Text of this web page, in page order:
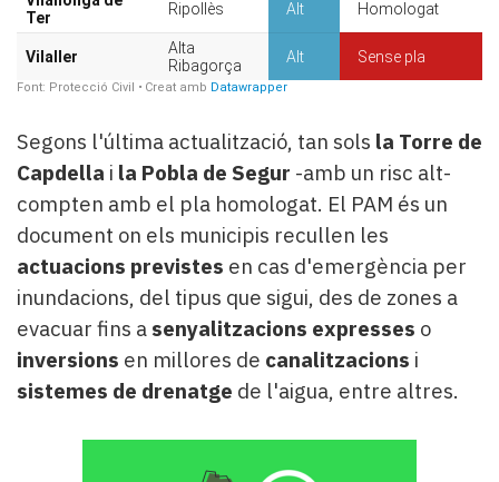
Segons l'última actualització, tan sols la Torre de
Capdella i la Pobla de Segur -amb un risc alt-
compten amb el pla homologat. El PAM és un
document on els municipis recullen les
actuacions previstes en cas d'emergència per
inundacions, del tipus que sigui, des de zones a
evacuar fins a senyalitzacions expresses o
inversions en millores de canalitzacions i
sistemes de drenatge de l'aigua, entre altres.